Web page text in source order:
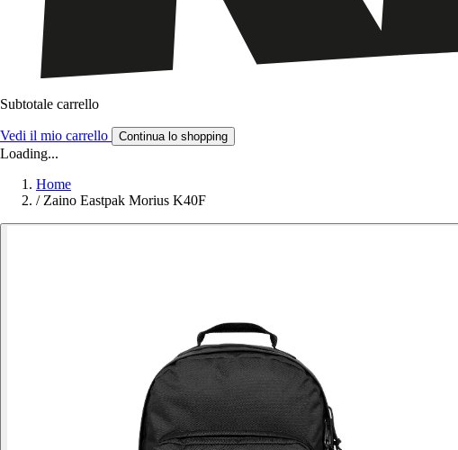
Subtotale carrello
Vedi il mio carrello Continua lo shopping
Loading...
Home
/ Zaino Eastpak Morius K40F